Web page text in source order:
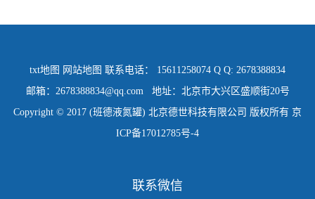
txt地图 网站地图 联系电话： 15611258074 Q Q: 2678388834
邮箱：2678388834@qq.com 地址：北京市大兴区盛顺街20号
Copyright © 2017 (班德液氮罐) 北京德世科技有限公司 版权所有 京
ICP备17012785号-4
联系微信